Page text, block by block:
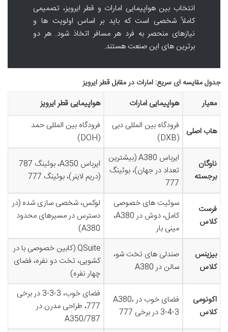
انتخاب بین هواپیمایی امارات و قطر ایرویز، تصمیمی
کاملاً شخصی است که باید بر اساس اولویت ها و
نیازهای منحصر به فرد هر مسافر اتخاذ شود. هر دو
برترین های این صنعت هستند.
جدول مقایسه ای سریع: امارات در مقابل قطر ایرویز
معیار هواپیمایی امارات هواپیمایی قطر ایرویز
هاب اصلی
فرودگاه بین المللی دبی
(DXB)
فرودگاه بین المللی حمد
(DOH)
ناوگان
برجسته
ایرباس A380 (بیشترین
تعداد در جهان)، بوئینگ
777
ایرباس A350، بوئینگ 787
(دریم لاینر)، بوئینگ 777
فرست
کلاس
سوئیت های خصوصی
کامل، دوش در A380،
مینی بار
لوکس، شخصی سازی شده (در
دسترس در مسیرهای محدود
A380)
بیزینس
کلاس
صندلی های تخت شو،
سالن در A380
QSuite (کابین خصوصی با در
کشویی، تخت دو نفره، فضای
چهار نفره)
اکونومی
کلاس
فضای خوب در A380،
3-4-3 در برخی 777
فضای خوب، 3-3-3 در برخی
777، طراحی مدرن در
A350/787